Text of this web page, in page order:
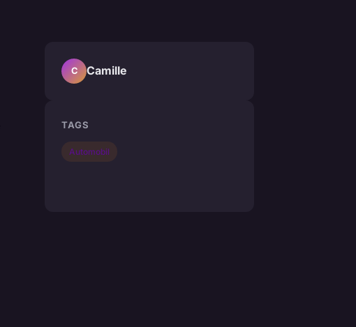
C Camille
TAGS
Automobil